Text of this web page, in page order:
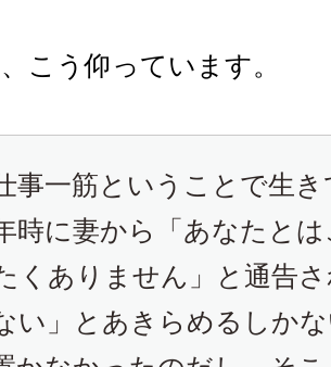
こう仰っています。
事一筋ということで生
時に妻から「あなたと
くありません」と通告
い」とあきらめるしか